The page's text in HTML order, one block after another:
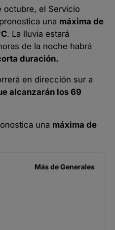
octubre, el Servicio
una máxima de
. La lluvia estará
de la noche habrá
duración.
en dirección sur a
alcanzarán los 69
una máxima de
Más deGenerales